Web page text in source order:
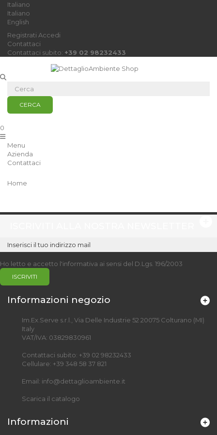
Italiano
Italiano
English
Registrati Accedi
Contattaci
Contattaci subito: +39 02 98232433
CERCA
0
Menu
Azienda
Contattaci
Home
Ho letto e accetto l'informativa ai sensi del D.Lgs. 196/2003
ISCRIVITI
Informazioni negozio
Im.Ex.Serve s.r.l., Via Delle Industrie 52 20075 Colturano (MI)
Italy
VAT/IVA: 03829830961
Contattaci subito: +39 02 98232433
Cellulare: +39 348 58 37 821
Email: info@dettaglioambiente.it
Scarica il catalogo
Informazioni